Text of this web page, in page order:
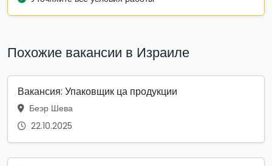
Похожие вакансии в Израиле
Вакансия: Упаковщик ца продукции
Беэр Шева
22.10.2025